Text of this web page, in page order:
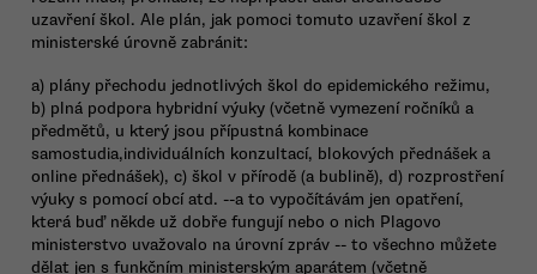
uzavření škol. Ale plán, jak pomoci tomuto uzavření škol z
ministerské úrovně zabránit:
a) plány přechodu jednotlivých škol do epidemického režimu,
b) plná podpora hybridní výuky (včetně vymezení ročníků a
předmětů, u který jsou přípustná kombinace
samostudia,individuálních konzultací, blokových přednášek a
online přednášek), c) škol v přírodě (a bublině), d) rozprostření
výuky s pomocí obcí atd. --a to vypočítávám jen opatření,
která buď někde už dobře fungují nebo o nich Plagovo
ministerstvo uvažovalo na úrovní zpráv -- to všechno můžete
dělat jen s funkčním ministerským aparátem (včetně